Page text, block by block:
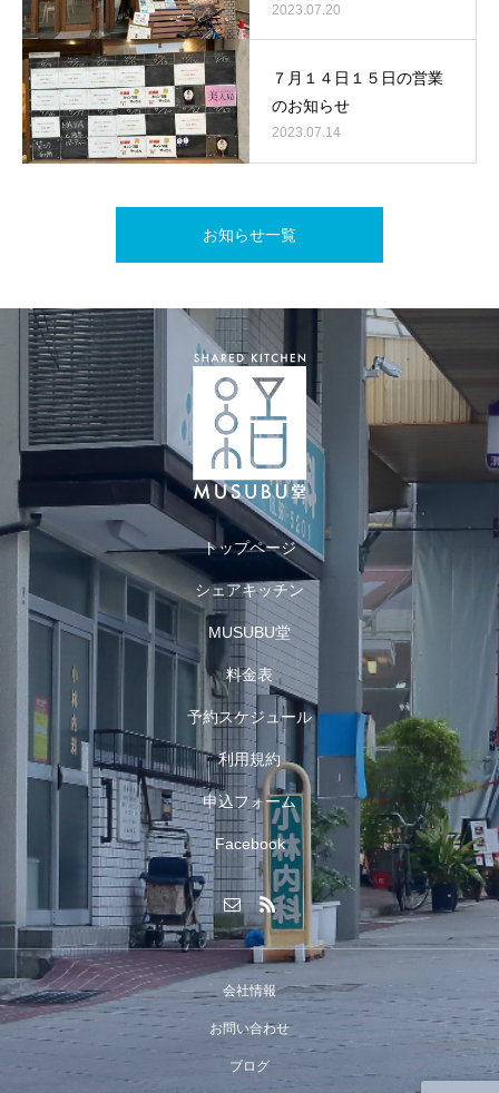
2023.07.20
７月１４日１５日の営業
のお知らせ
2023.07.14
お知らせ一覧
トップページ
シェアキッチン
MUSUBU堂
料金表
予約スケジュール
利用規約
申込フォーム
Facebook
会社情報
お問い合わせ
ブログ